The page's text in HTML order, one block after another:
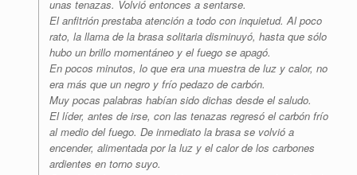
unas tenazas. Volvió entonces a sentarse.
El anfitrión prestaba atención a todo con inquietud. Al poco
rato, la llama de la brasa solitaria disminuyó, hasta que sólo
hubo un brillo momentáneo y el fuego se apagó.
En pocos minutos, lo que era una muestra de luz y calor, no
era más que un negro y frío pedazo de carbón.
Muy pocas palabras habían sido dichas desde el saludo.
El líder, antes de irse, con las tenazas regresó el carbón frío
al medio del fuego. De inmediato la brasa se volvió a
encender, alimentada por la luz y el calor de los carbones
ardientes en torno suyo.